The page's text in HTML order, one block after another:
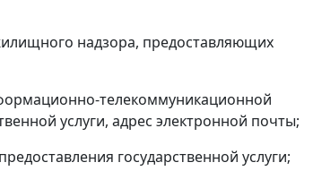
надзора, предоставляющих
телекоммуникационной
услуги, адрес электронной почты;
государственной услуги;